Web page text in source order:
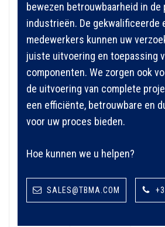
bewezen betrouwbaarheid in
industrieën. De gekwalificeerde
medewerkers kunnen uw
juiste uitvoering en toepassing
componenten. We zorgen ook
de uitvoering van complete
een efficiënte, betrouwbare en
voor uw proces bieden.
Hoe kunnen we u helpen?
SALES@TBMA.COM